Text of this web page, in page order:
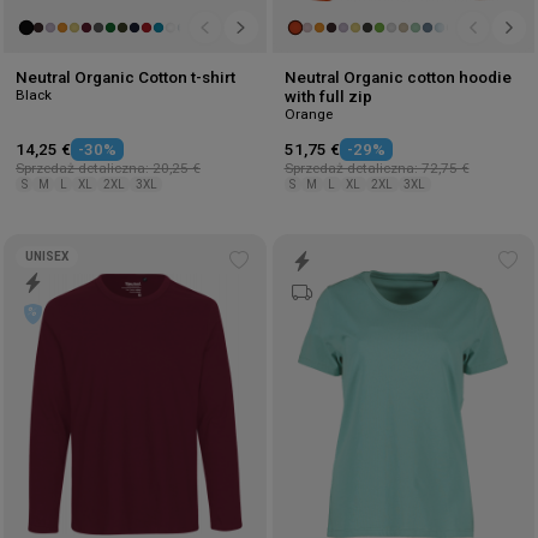
Neutral Organic Cotton t-shirt
Black
14,25 € -30%
Sprzedaż detaliczna: 20,25 €
S M XL 2XL 3XL
Neutral Organic cotton hoodie
with full zip
Orange
51,75 € -29%
Sprzedaż detaliczna: 72,75 €
S M XL 2XL 3XL
UNISEX